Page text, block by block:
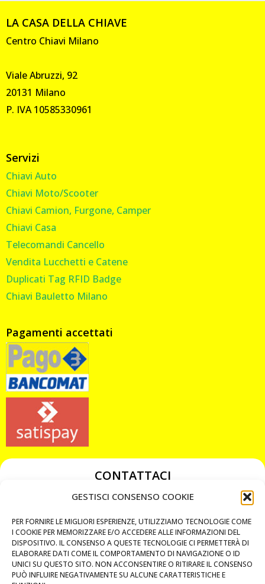
GESTISCI CONSENSO COOKIE
PER FORNIRE LE MIGLIORI ESPERIENZE, UTILIZZIAMO TECNOLOGIE COME
I COOKIE PER MEMORIZZARE E/O ACCEDERE ALLE INFORMAZIONI DEL
DISPOSITIVO. IL CONSENSO A QUESTE TECNOLOGIE CI PERMETTERÀ DI
ELABORARE DATI COME IL COMPORTAMENTO DI NAVIGAZIONE O ID
UNICI SU QUESTO SITO. NON ACCONSENTIRE O RITIRARE IL CONSENSO
PUÒ INFLUIRE NEGATIVAMENTE SU ALCUNE CARATTERISTICHE E
LA CASA DELLA CHIAVE
Centro Chiavi Milano
Viale Abruzzi, 92
20131 Milano
P. IVA 10585330961
Servizi
Chiavi Auto
Chiavi Moto/Scooter
Chiavi Camion, Furgone, Camper
Chiavi Casa
Telecomandi Cancello
Vendita Lucchetti e Catene
Duplicati Tag RFID Badge
Chiavi Bauletto Milano
Pagamenti accettati
CONTATTACI
349 3863811
chiavicodificate@gmail.com
Privacy Policy